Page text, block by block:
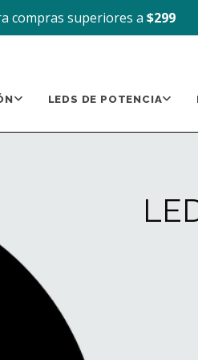
compras superiores a $299
LEDS DE POTENCIA